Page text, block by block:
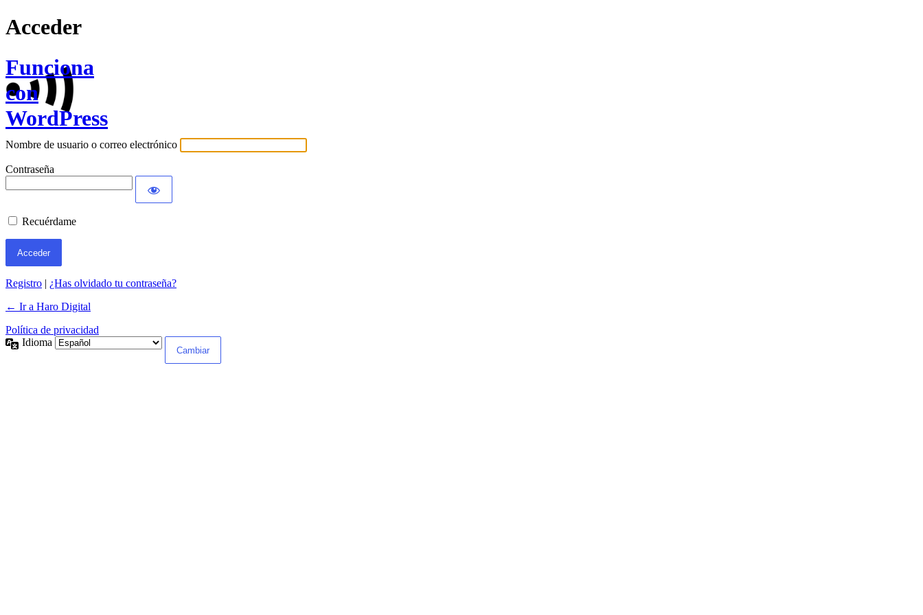
Acceder
Funciona
con
WordPress
Nombre de usuario o correo electrónico
Contraseña
Recuérdame
Registro | ¿Has olvidado tu contraseña?
← Ir a Haro Digital
Política de privacidad
Idioma